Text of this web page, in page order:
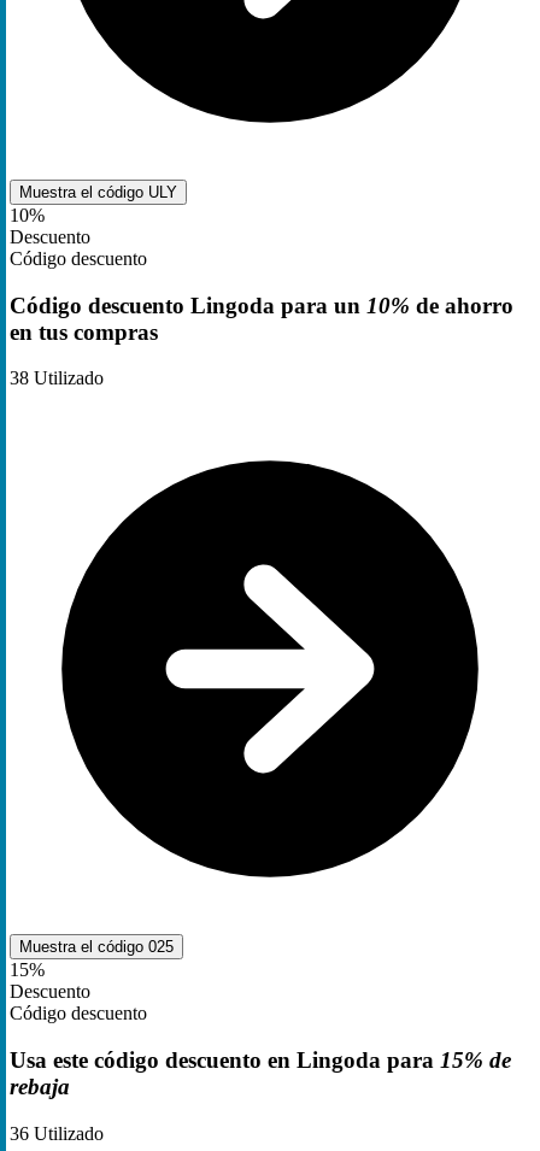
Muestra el código ULY
10%
Descuento
Código descuento
Código descuento Lingoda para un 10% de ahorro
en tus compras
38 Utilizado
Muestra el código 025
15%
Descuento
Código descuento
Usa este código descuento en Lingoda para 15% de
rebaja
36 Utilizado